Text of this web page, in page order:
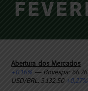
Abertura dos Mercados
+0,16% — Bovespa:
USD/BRL: 3.132,50 +0,27%